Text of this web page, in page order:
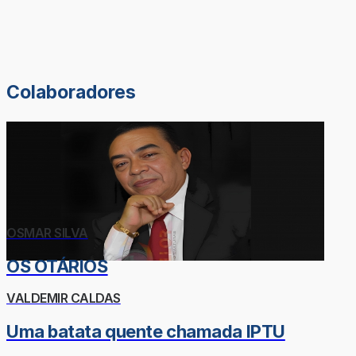
Colaboradores
OSMAR SILVA
OS OTÁRIOS
VALDEMIR CALDAS
Uma batata quente chamada IPTU